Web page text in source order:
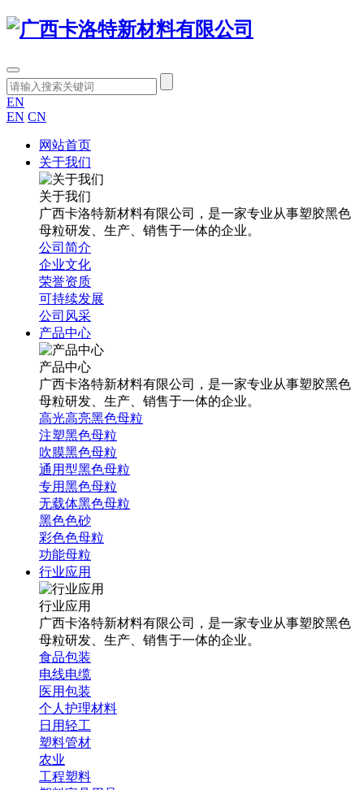
EN
EN CN
网站首页
关于我们
关于我们
广西卡洛特新材料有限公司，是一家专业从事塑胶黑色
母粒研发、生产、销售于一体的企业。
公司简介
企业文化
荣誉资质
可持续发展
公司风采
产品中心
产品中心
广西卡洛特新材料有限公司，是一家专业从事塑胶黑色
母粒研发、生产、销售于一体的企业。
高光高亮黑色母粒
注塑黑色母粒
吹膜黑色母粒
通用型黑色母粒
专用黑色母粒
无载体黑色母粒
黑色色砂
彩色色母粒
功能母粒
行业应用
行业应用
广西卡洛特新材料有限公司，是一家专业从事塑胶黑色
母粒研发、生产、销售于一体的企业。
食品包装
电线电缆
医用包装
个人护理材料
日用轻工
塑料管材
农业
工程塑料